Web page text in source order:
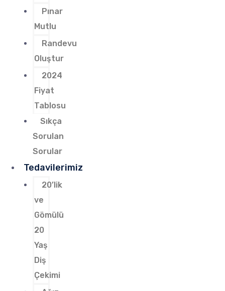
Pınar
Mutlu
Randevu
Oluştur
2024
Fiyat
Tablosu
Sıkça
Sorulan
Sorular
Tedavilerimiz
20’lik
ve
Gömülü
20
Yaş
Diş
Çekimi